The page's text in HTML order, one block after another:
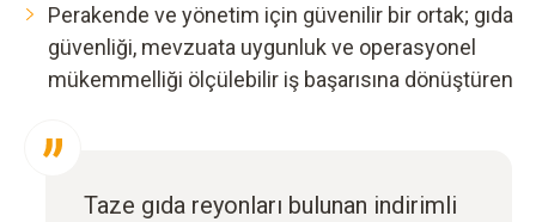
Perakende ve yönetim için güvenilir bir ortak; gıda
güvenliği, mevzuata uygunluk ve operasyonel
mükemmelliği ölçülebilir iş başarısına dönüştüren
Taze gıda reyonları bulunan indirimli